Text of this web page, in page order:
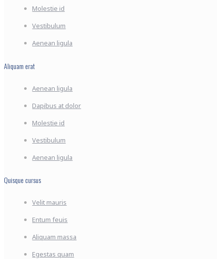
Molestie id
Vestibulum
Aenean ligula
Aliquam erat
Aenean ligula
Dapibus at dolor
Molestie id
Vestibulum
Aenean ligula
Quisque cursus
Velit mauris
Entum feuis
Aliquam massa
Egestas quam